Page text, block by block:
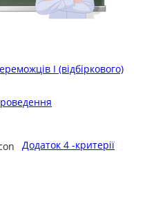
І (відбіркового)
Додаток 4 -критерії